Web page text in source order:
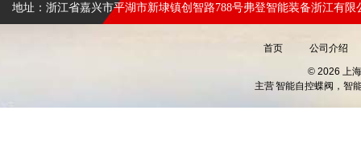
地址：浙江省嘉兴市平湖市新埭镇创智路788号弗登智能装备浙江有限
首页 公司介绍
© 2026 上
主营智能自控蝶阀，智